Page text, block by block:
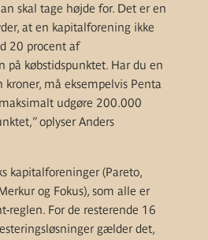
skal tage højde for. Det er en
at en kapitalforening ikke
20 procent af
på købstidspunktet. Har du en
må eksempelvis Penta
udgøre 200.000
oplyser Anders
kapitalforeninger (Pareto,
og Fokus), som alle er
reglen. For de resterende 16
gælder det,